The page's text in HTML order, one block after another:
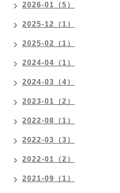
2026-01（5）
2025-12（1）
2025-02（1）
2024-04（1）
2024-03（4）
2023-01（2）
2022-08（1）
2022-03（3）
2022-01（2）
2021-09（1）